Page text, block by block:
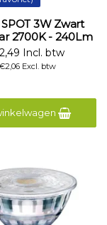
SPOT 3W Zwart
2700K - 240Lm
Incl. btw
€2,06 Excl. btw